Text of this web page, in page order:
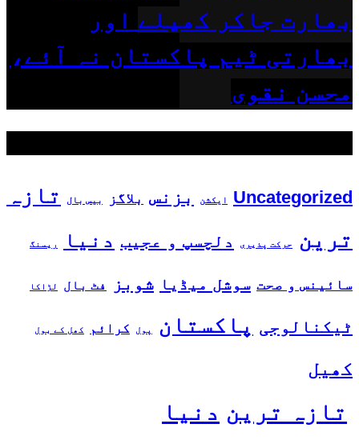
بھارت جاکر کھیلے اور
بھارتی ٹیم پاکستان نہ آئے،
محسن نقوی
Uncategorized ایکشن بزنس بلاگز بیس بال
تازہ
ترین
حرکت پذیری دلچسپ و عجیب دنیا ریسنگ
سائینس و صحت سوشل میڈیا شوبز فٹ بال لڑاکا
ٹیکنالوجی پاکستان پول کرائم کھل کے بول
کھیل
تازہ ترین دنیا